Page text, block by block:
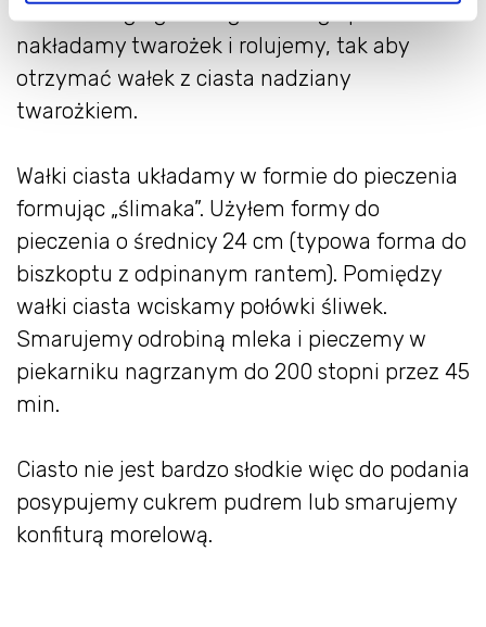
Wzdłuż długiego brzegu każdego pasa
nakładamy twarożek i rolujemy, tak aby
otrzymać wałek z ciasta nadziany
twarożkiem.
Wałki ciasta układamy w formie do pieczenia
formując „ślimaka”. Użyłem formy do
pieczenia o średnicy 24 cm (typowa forma do
biszkoptu z odpinanym rantem). Pomiędzy
wałki ciasta wciskamy połówki śliwek.
Smarujemy odrobiną mleka i pieczemy w
piekarniku nagrzanym do 200 stopni przez 45
min.
Ciasto nie jest bardzo słodkie więc do podania
posypujemy cukrem pudrem lub smarujemy
konfiturą morelową.